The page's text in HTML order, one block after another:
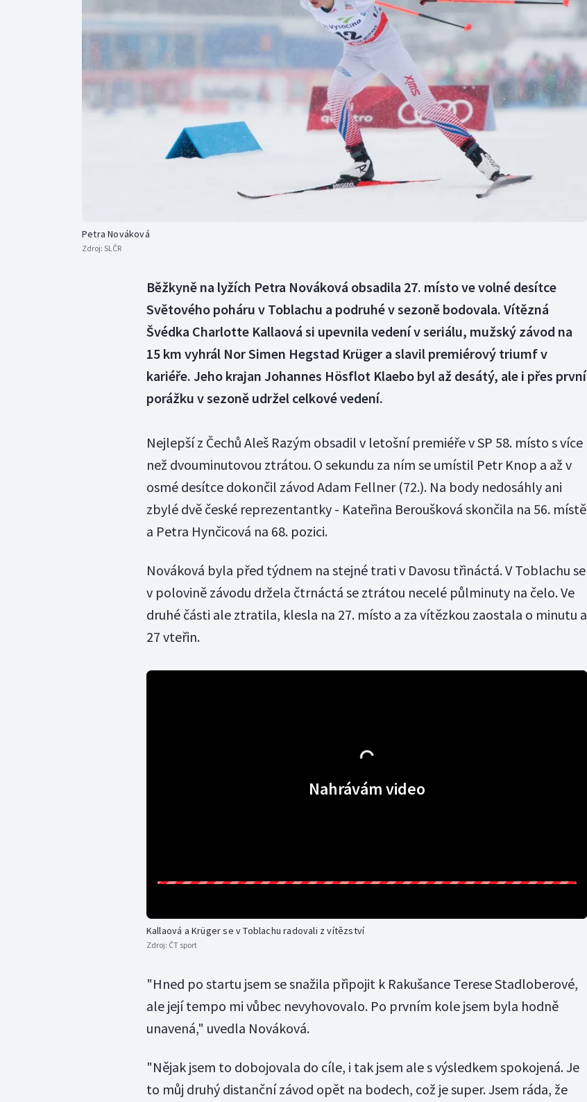
Florbal
Futsal
Golf
Moderní pětiboj
Motorsport
Olympijské hry
Parasport
Plážový volejbal
Triatlon
Veslování
Vodní slalom
Volejbal
Petra Nováková
Zdroj: SLČR
Běžkyně na lyžích Petra Nováková obsadila 27. místo ve volné desítce
Světového poháru v Toblachu a podruhé v sezoně bodovala. Vítězná
Švédka Charlotte Kallaová si upevnila vedení v seriálu, mužský závod na
15 km vyhrál Nor Simen Hegstad Krüger a slavil premiérový triumf v
kariéře. Jeho krajan Johannes Hösflot Klaebo byl až desátý, ale i přes první
porážku v sezoně udržel celkové vedení.
Nejlepší z Čechů Aleš Razým obsadil v letošní premiéře v SP 58. místo s více
než dvouminutovou ztrátou. O sekundu za ním se umístil Petr Knop a až v
osmé desítce dokončil závod Adam Fellner (72.). Na body nedosáhly ani
zbylé dvě české reprezentantky - Kateřina Beroušková skončila na 56. místě
a Petra Hynčicová na 68. pozici.
Nováková byla před týdnem na stejné trati v Davosu třináctá. V Toblachu se
v polovině závodu držela čtrnáctá se ztrátou necelé půlminuty na čelo. Ve
druhé části ale ztratila, klesla na 27. místo a za vítězkou zaostala o minutu a
27 vteřin.
Nahrávám video
Kallaová a Krüger se v Toblachu radovali z vítězství
Zdroj: ČT sport
"Hned po startu jsem se snažila připojit k Rakušance Terese Stadloberové,
ale její tempo mi vůbec nevyhovovalo. Po prvním kole jsem byla hodně
unavená," uvedla Nováková.
"Nějak jsem to dobojovala do cíle, i tak jsem ale s výsledkem spokojená. Je
to můj druhý distanční závod opět na bodech, což je super. Jsem ráda, že